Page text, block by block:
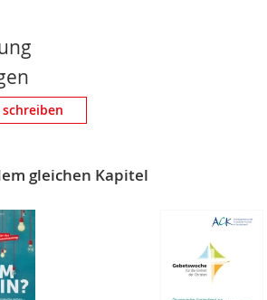
schreiben
gleichen Kapitel